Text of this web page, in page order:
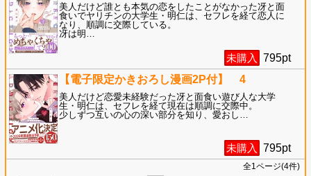
美人だけど誰とも本気の恋をしたことがなかった冴と面
食いでヤリチンの大学生・明仁は、セフレを経て恋人に
なり、順調に交際している。
冴は明
未購入 795pt
【電子限定かきおろし漫画2P付】 4
美人だけど恋愛未経験だった冴と面食い遊び人な大学
生・明仁は、セフレを経て現在は順調に交際中。
少しずつ互いの心の深い部分を知り、愛おし
未購入 795pt
全1ページ(4件)